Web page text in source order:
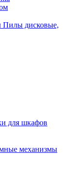
Пилы дисковые,
для шкафов
механизмы